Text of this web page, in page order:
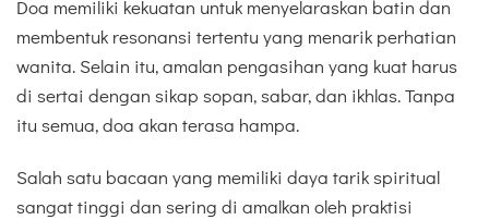
Doa memiliki kekuatan untuk menyelaraskan batin dan
membentuk resonansi tertentu yang menarik perhatian
wanita. Selain itu, amalan pengasihan yang kuat harus
di sertai dengan sikap sopan, sabar, dan ikhlas. Tanpa
itu semua, doa akan terasa hampa.
Salah satu bacaan yang memiliki daya tarik spiritual
sangat tinggi dan sering di amalkan oleh praktisi